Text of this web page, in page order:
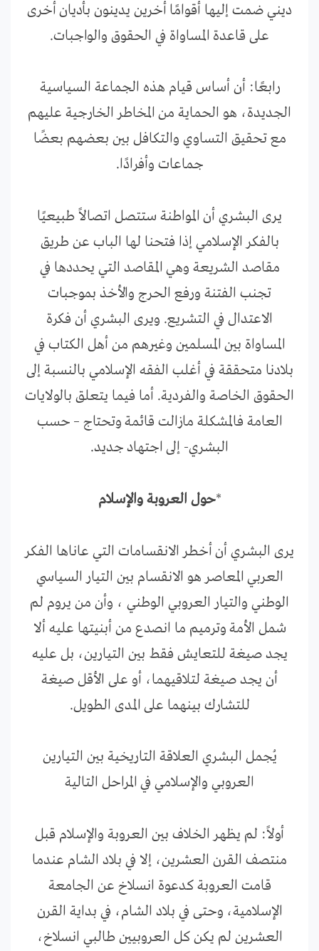
ديني ضمت إليها أقوامًا أخرين يدينون بأديان أخرى
على قاعدة المساواة في الحقوق والواجبات.
رابعًا: أن أساس قيام هذه الجماعة السياسية
الجديدة، هو الحماية من المخاطر الخارجية عليهم
مع تحقيق التساوي والتكافل بين بعضهم بعضًا
جماعات وأفرادًا.
يرى البشري أن المواطنة ستتصل اتصالاً طبيعيًا
بالفكر الإسلامي إذا فتحنا لها الباب عن طريق
مقاصد الشريعة وهي المقاصد التي يحددها في
تجنب الفتنة ورفع الحرج والأخذ بموجبات
الاعتدال في التشريع. ويرى البشري أن فكرة
المساواة بين المسلمين وغيرهم من أهل الكتاب في
بلادنا متحققة في أغلب الفقه الإسلامي بالنسبة إلى
الحقوق الخاصة والفردية. أما فيما يتعلق بالولايات
العامة فالمشكلة مازالت قائمة وتحتاج – حسب
البشري- إلى اجتهاد جديد.
*حول العروبة والإسلام
يرى البشري أن أخطر الانقسامات التي عاناها الفكر
العربي المعاصر هو الانقسام بين التيار السياسي
الوطني والتيار العروبي الوطني ، وأن من يروم لم
شمل الأمة وترميم ما انصدع من أبنيتها عليه ألا
يجد صيغة للتعايش فقط بين التيارين، بل عليه
أن يجد صيغة لتلاقيهما، أو على الأقل صيغة
للتشارك بينهما على المدى الطويل.
يُجمل البشري العلاقة التاريخية بين التيارين
العروبي والإسلامي في المراحل التالية
أولاً: لم يظهر الخلاف بين العروبة والإسلام قبل
منتصف القرن العشرين، إلا في بلاد الشام عندما
قامت العروبة كدعوة انسلاخ عن الجامعة
الإسلامية، وحتى في بلاد الشام، في بداية القرن
العشرين لم يكن كل العروبيين طالبي انسلاخ،